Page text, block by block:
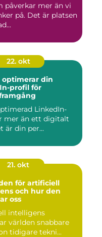
påverkar mer än vi
på. Det är platsen
22. okt
optimerar din
profil för
LinkedIn-
mer än ett digitalt
är din per...
21. okt
för artificiell
och hur den
oss
intelligens
världen snabbare
tidigare tekni...